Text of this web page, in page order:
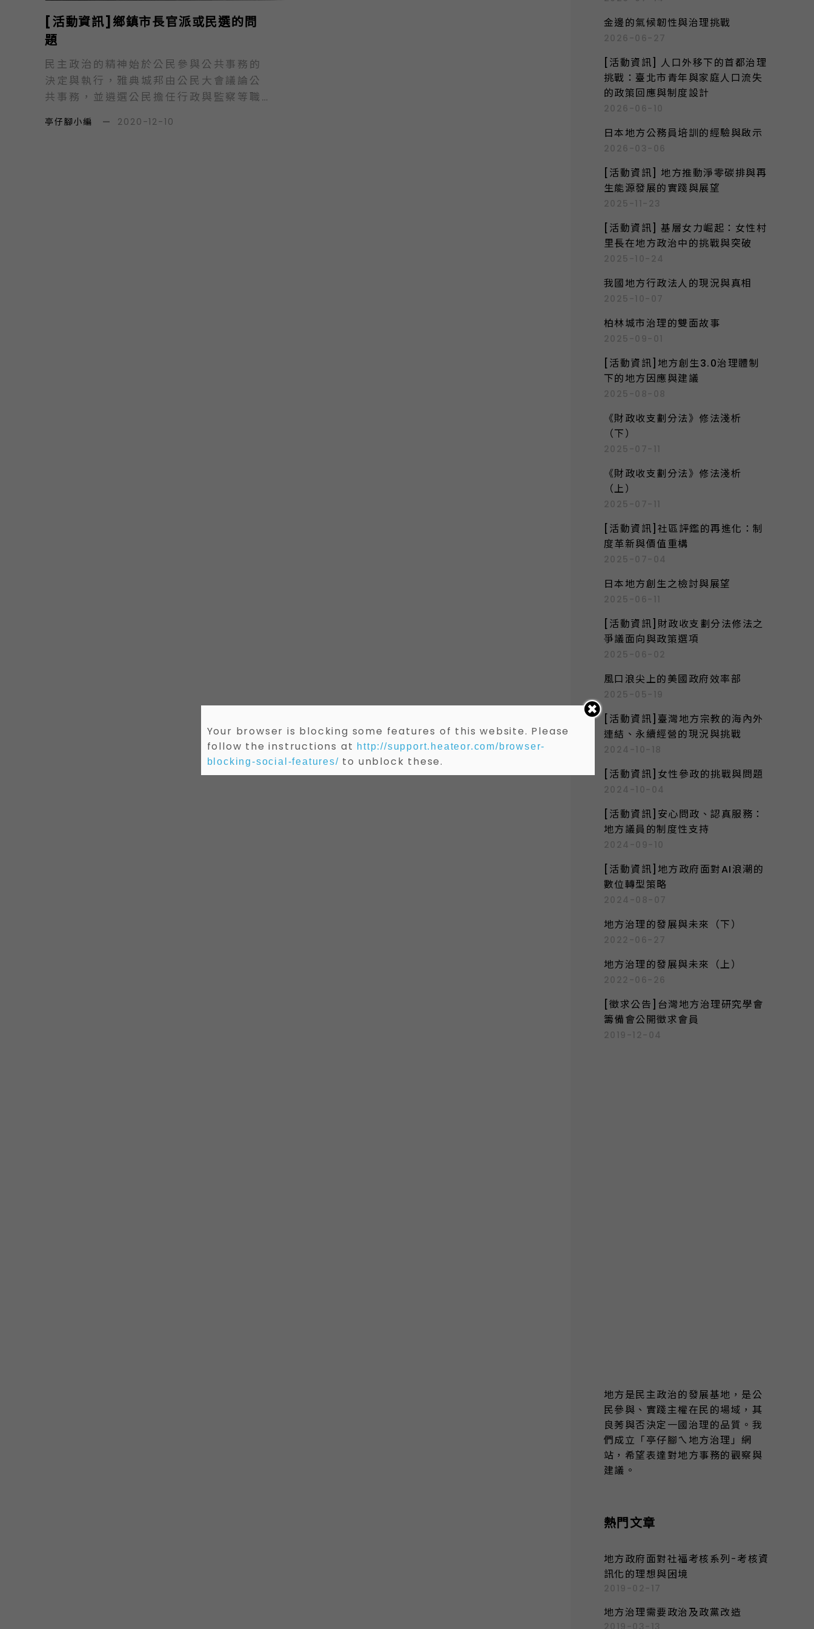
[活動資訊]鄉鎮市長官派或民選的問
題
民主政治的精神始於公民參與公共事務的
決定與執行，雅典城邦由公民大會議論公
共事務，並遴選公民擔任行政與監察等職
格蘭地區市鎮議會，公民參與議會討論，
亭仔腳小編 — 2020-12-10
:
金邊的氣候韌性與治理挑戰
2026-06-27
[活動資訊] 人口外移下的首都治理
挑戰：臺北市青年與家庭人口流失
的政策回應與制度設計
2026-06-10
日本地方公務員培訓的經驗與啟示
2026-03-06
[活動資訊] 地方推動淨零碳排與再
生能源發展的實踐與展望
2025-11-23
[活動資訊] 基層女力崛起：女性村
里長在地方政治中的挑戰與突破
2025-10-24
我國地方行政法人的現況與真相
2025-10-07
柏林城市治理的雙面故事
2025-09-01
[活動資訊]地方創生3.0治理體制
下的地方因應與建議
2025-08-08
《財政收支劃分法》修法淺析
（下）
2025-07-11
《財政收支劃分法》修法淺析
（上）
2025-07-11
[活動資訊]社區評鑑的再進化：制
度革新與價值重構
2025-07-04
日本地方創生之檢討與展望
2025-06-11
[活動資訊]財政收支劃分法修法之
爭議面向與政策選項
2025-06-02
風口浪尖上的美國政府效率部
2025-05-19
[活動資訊]臺灣地方宗教的海內外
連結、永續經營的現況與挑戰
2024-10-18
[活動資訊]女性參政的挑戰與問題
2024-10-04
[活動資訊]安心問政、認真服務：
地方議員的制度性支持
2024-09-10
[活動資訊]地方政府面對AI浪潮的
數位轉型策略
2024-08-07
地方治理的發展與未來（下）
2022-06-27
地方治理的發展與未來（上）
2022-06-26
[徵求公告]台灣地方治理研究學會
籌備會公開徵求會員
2019-12-04
地方是民主政治的發展基地，是公
民參與、實踐主權在民的場域，其
良莠與否決定一國治理的品質。我
們成立「亭仔腳ㄟ地方治理」網
站，希望表達對地方事務的觀察與
建議。
熱門文章
地方政府面對社福考核系列-考核資
訊化的理想與困境
2019-02-17
地方治理需要政治及政黨改造
2019-03-13
Your browser is blocking some features of this website. Please
follow the instructions at http://support.heateor.com/browser-
blocking-social-features/ to unblock these.